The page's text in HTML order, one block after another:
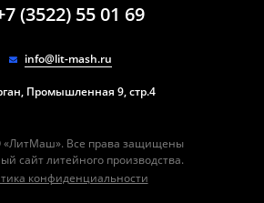
(3522) 55 01 69
info@lit-mash.ru
Промышленная 9, стр.4
Все права защищены
сайт литейного производства.
конфиденциальности